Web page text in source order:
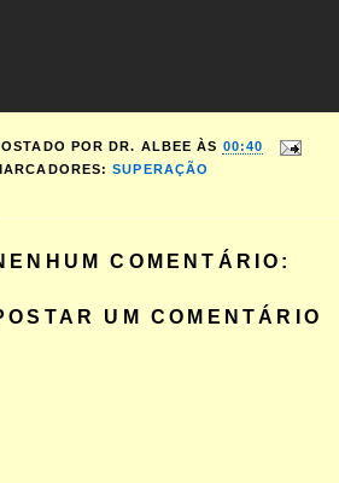
POR DR. ALBEE ÀS 00:40
SUPERAÇÃO
COMENTÁRIO:
UM COMENTÁRIO